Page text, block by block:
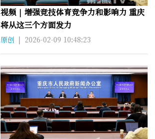
视频｜增强竞技体育竞争力和影响力 重庆
将从这三个方面发力
原创 | 2026-02-09 10:48:23